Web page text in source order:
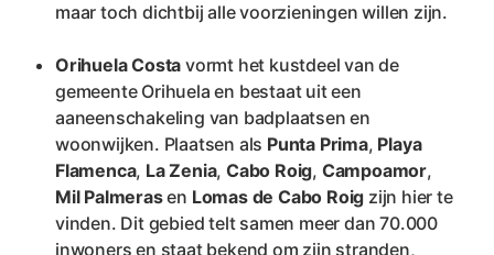
maar toch dichtbij alle voorzieningen willen zijn.
Orihuela Costa vormt het kustdeel van de
gemeente Orihuela en bestaat uit een
aaneenschakeling van badplaatsen en
woonwijken. Plaatsen als Punta Prima, Playa
Flamenca, La Zenia, Cabo Roig, Campoamor,
Mil Palmeras en Lomas de Cabo Roig zijn hier te
vinden. Dit gebied telt samen meer dan 70.000
inwoners en staat bekend om zijn stranden,